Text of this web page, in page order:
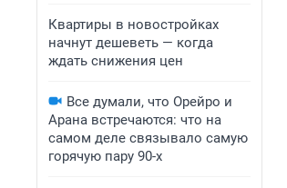
Квартиры в новостройках
начнут дешеветь — когда
ждать снижения цен
Все думали, что Орейро и
Арана встречаются: что на
самом деле связывало самую
горячую пару 90-х